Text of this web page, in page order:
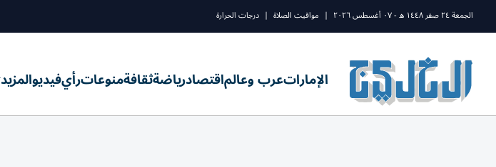
الجمعة ٢٤ صفر ١٤٤٨ ه - ٠٧ أغسطس ٢٠٢٦ | مواقيت الصلاة | درجات الحرارة
الإماراتعرب وعالماقتصادرياضةثقافةمنوعاترأيفيديوالمزيد